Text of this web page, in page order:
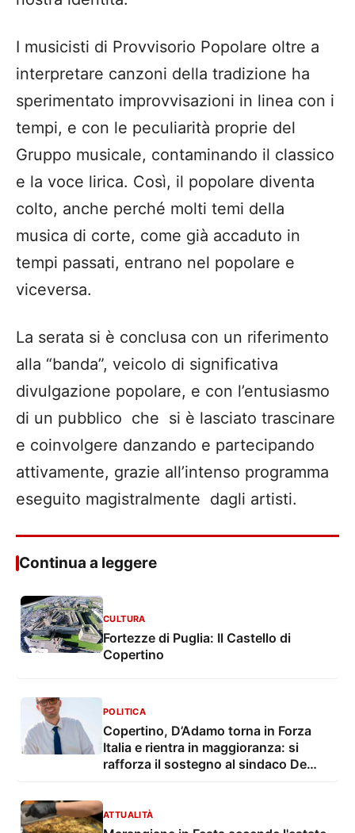
colto, anche perché molti temi della
musica di corte, come già accaduto in
tempi passati, entrano nel popolare e
viceversa.
La serata si è conclusa con un riferimento
alla “banda”, veicolo di significativa
divulgazione popolare, e con l’entusiasmo
di un pubblico che si è lasciato trascinare
e coinvolgere danzando e partecipando
attivamente, grazie all’intenso programma
eseguito magistralmente dagli artisti.
Continua a leggere
CULTURA
Fortezze di Puglia: Il Castello di
Copertino
Copertino, D’Adamo torna in Forza
rafforza il sostegno al sindaco De
ATTUALITÀ
Marangiane in Festa accende l'estate
salentina: dal 24 al 28 luglio sapori,
Festival Internazionale delle Arti,
giovedì 23 luglio gran finale a
Copertino con un Concerto per la
Vessicchio